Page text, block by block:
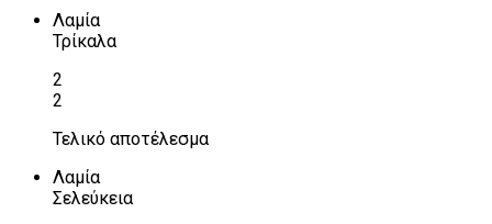
Λαμία
Τρίκαλα
2
2
Τελικό αποτέλεσμα
Λαμία
Σελεύκεια